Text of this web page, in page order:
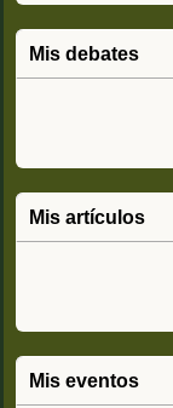
Mis debates
Mis artículos
Mis eventos